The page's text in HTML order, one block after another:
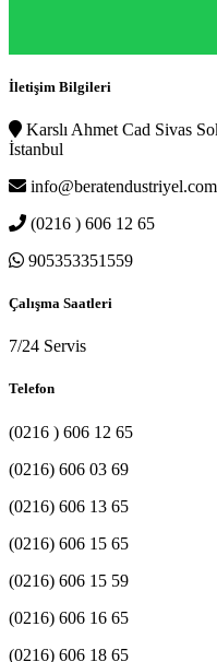
İletişim Bilgileri
Karslı Ahmet Cad Sivas
İstanbul
(0216 ) 606 12 65
905353351559
Çalışma Saatleri
7/24 Servis
Telefon
(0216 ) 606 12 65
(0216) 606 03 69
(0216) 606 13 65
(0216) 606 15 65
(0216) 606 15 59
(0216) 606 16 65
(0216) 606 18 65